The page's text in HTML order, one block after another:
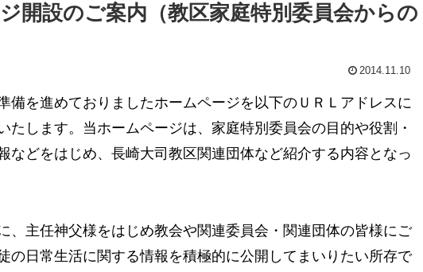
開設のご案内（教区家庭特別委員会からの
2014.11.10
を進めておりましたホームページを以下のＵＲＬアドレスに
たします。当ホームページは、家庭特別委員会の目的や役割・
などをはじめ、長崎大司教区関連団体など紹介する内容となっ
主任神父様をはじめ教会や関連委員会・関連団体の皆様にご
の日常生活に関する情報を積極的に公開してまいりたい所存で